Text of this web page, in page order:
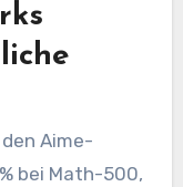
Aime-
bei Math-500,